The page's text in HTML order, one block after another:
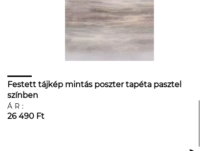
Festett tájkép mintás poszter tapéta pasztel
színben
ÁR:
26 490 Ft